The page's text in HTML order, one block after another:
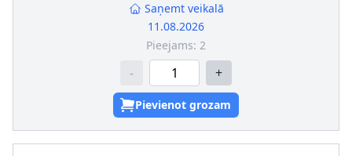
Saņemt veikalā
11.08.2026
Pieejams: 2
- +
Pievienot grozam